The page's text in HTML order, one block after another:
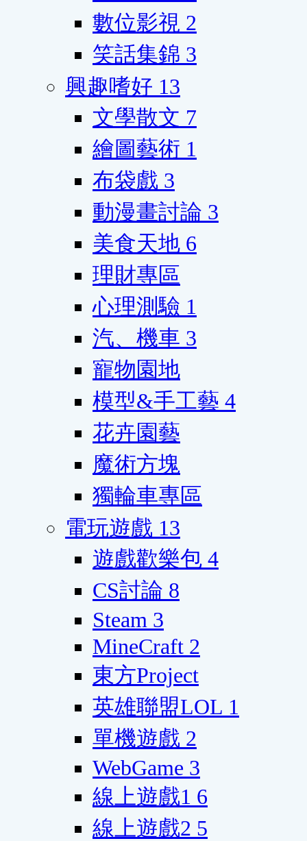
數位影視 2
笑話集錦 3
興趣嗜好 13
文學散文 7
繪圖藝術 1
布袋戲 3
動漫畫討論 3
美食天地 6
理財專區
心理測驗 1
汽、機車 3
寵物園地
模型&手工藝 4
花卉園藝
魔術方塊
獨輪車專區
電玩遊戲 13
遊戲歡樂包 4
CS討論 8
Steam 3
MineCraft 2
東方Project
英雄聯盟LOL 1
單機遊戲 2
WebGame 3
線上遊戲1 6
線上遊戲2 5